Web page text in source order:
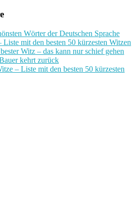
Wörter der Deutschen Sprache
mit den besten 50 kürzesten Witzen
Witz – das kann nur schief gehen
kehrt zurück
– Liste mit den besten 50 kürzesten